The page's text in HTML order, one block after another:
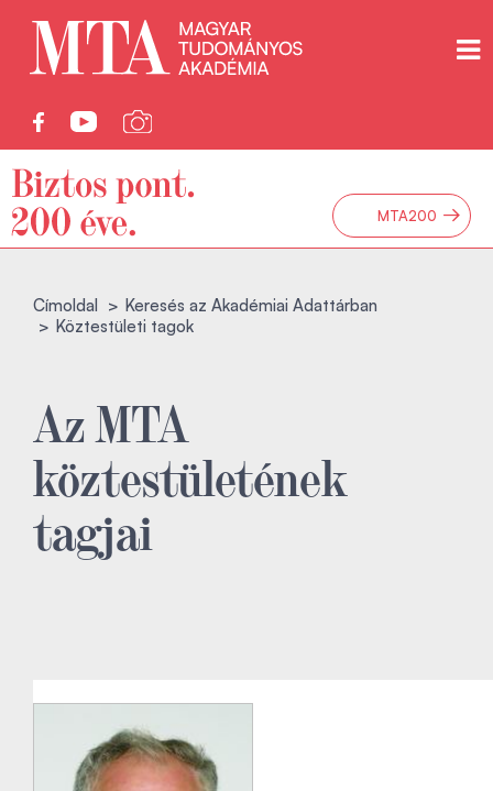
MTA200 →
Címoldal
Keresés az Akadémiai Adattárban
Köztestületi tagok
Az MTA
köztestületének
tagjai